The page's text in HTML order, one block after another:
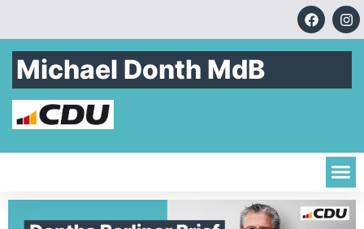
Michael Donth MdB